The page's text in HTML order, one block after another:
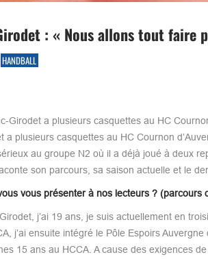
: « Nous allons tout faire
HANDBALL
Girodet a plusieurs casquettes au HC
plusieurs casquettes au HC Cournon
au groupe N2 où il a déjà joué à deux
son parcours, sa saison actuelle et le
vous présenter à nos lecteurs ?
j’ai 19 ans, je suis actuellement en
j’ai ensuite intégré le Pôle Espoirs
15 ans au HCCA. A cause des exigences